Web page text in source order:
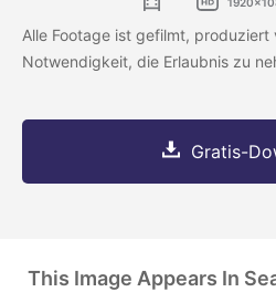
Alle Footage ist gefilmt, produziert
Notwendigkeit, die Erlaubnis zu
Gratis-
This Image Appears In